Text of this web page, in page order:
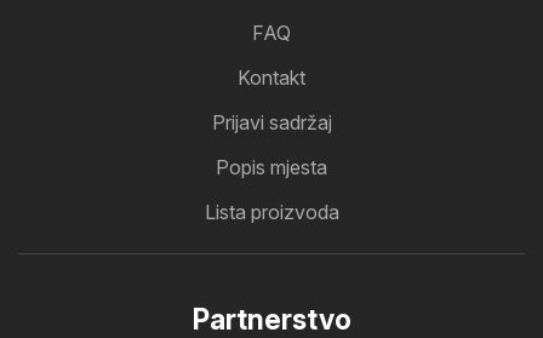
FAQ
Kontakt
Prijavi sadržaj
Popis mjesta
Lista proizvoda
Partnerstvo